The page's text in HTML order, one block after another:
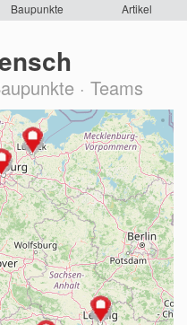
Baupunkte Artikel
· Teams